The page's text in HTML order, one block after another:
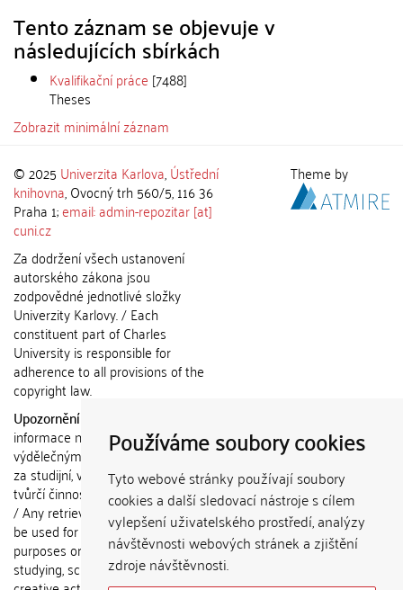
Používáme soubory cookies
Tyto webové stránky používají soubory
cookies a další sledovací nástroje s cílem
vylepšení uživatelského prostředí, analýzy
návštěvnosti webových stránek a zjištění
zdroje návštěvnosti.
Tento záznam se objevuje v
následujících sbírkách
Kvalifikační práce [7488]
Theses
Zobrazit minimální záznam
© 2025 Univerzita Karlova,Ústřední
knihovna, Ovocný trh 560/5, 116 36
Praha 1;email: admin-repozitar [at]
cuni.cz
Za dodržení všech ustanovení
autorského zákona jsou
zodpovědné jednotlivé složky
Univerzity Karlovy. / Each
constituent part of Charles
University is responsible for
adherence to all provisions of the
copyright law.
Upozornění / Notice:
informace nemohou být použity k
výdělečným účelům nebo vydávány
za studijní, vědeckou nebo jinou
tvůrčí činnost jiné osoby než autora.
/ Any retrieved information shall not
be used for any commercial
purposes or claimed as results of
studying, scientific or any other
Theme by